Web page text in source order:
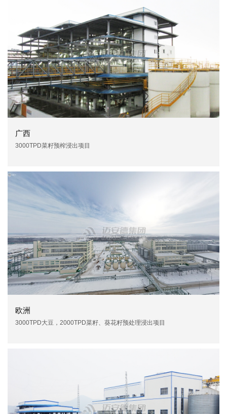
广西
3000TPD菜籽预榨浸出项目
欧洲
3000TPD大豆，2000TPD菜籽、葵花籽预处理浸出项目